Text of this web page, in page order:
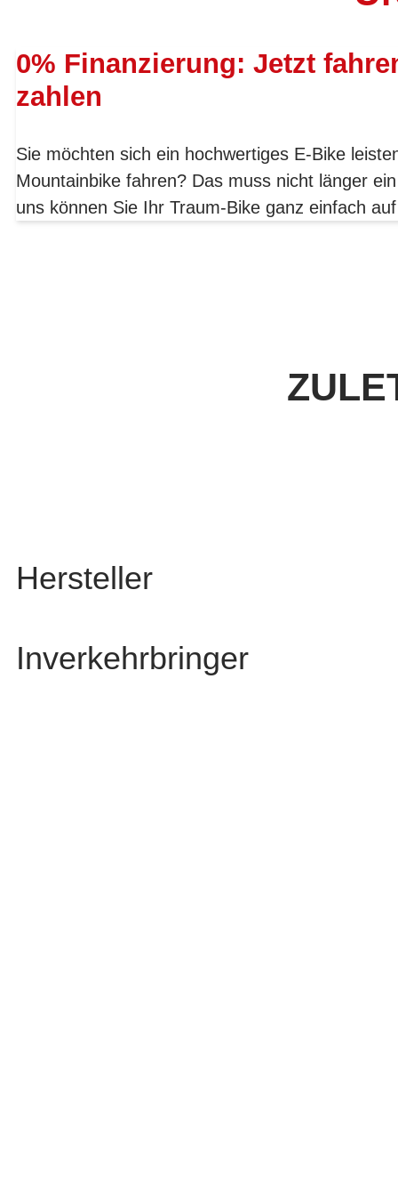
0% Finanzierung: Jetzt
zahlen
Sie möchten sich ein hochwertiges E-Bike
Mountainbike fahren? Das muss nicht länger
uns können Sie Ihr Traum-Bike ganz einfach
Hersteller
Inverkehrbringer